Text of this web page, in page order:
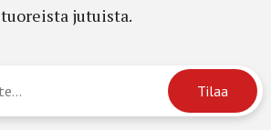
tuoreista jutuista.